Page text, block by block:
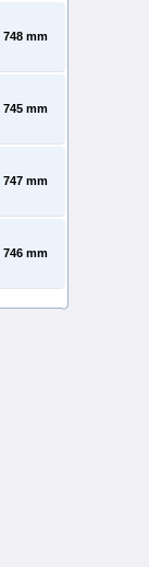
748 mm
745 mm
747 mm
746 mm